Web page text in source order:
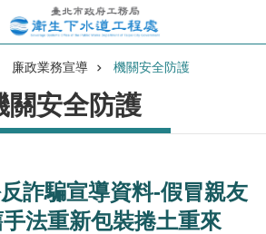
廉政業務宣導 機關安全防護
關安全防護
詐騙宣導資料-假冒親友
法重新包裝捲土重來